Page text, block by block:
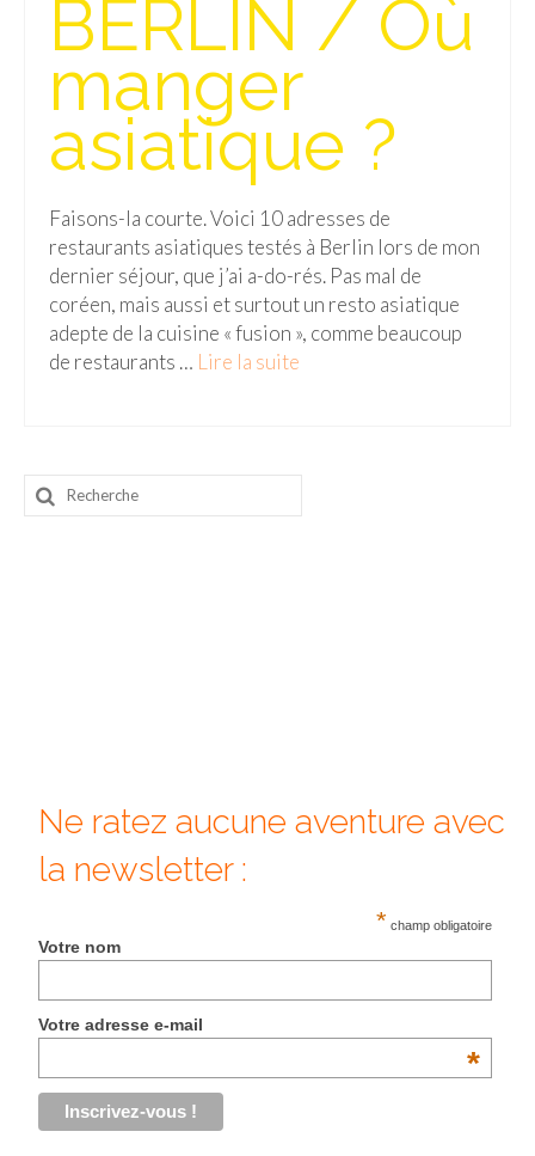
Isla del Sol
Lac Titicaca
Salar d’Uyuni
Chili
Paraguay
Pérou
Lac Titicaca
ASIE
Chine
Fukuoka
Kamakura
Mont Fuji
Malaisie
BERLIN / Où
manger
asiatique ?
Faisons-la courte. Voici 10 adresses de
restaurants asiatiques testés à Berlin lors de mon
dernier séjour, que j’ai a-do-rés. Pas mal de
coréen, mais aussi et surtout un resto asiatique
adepte de la cuisine « fusion », comme beaucoup
de restaurants … Lire la suite­­
Rechercher
:
Ne ratez aucune aventure avec
la newsletter :
* champ obligatoire
Votre nom
Votre adresse e-mail
*